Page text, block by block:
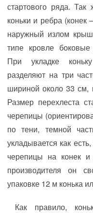
стартового ряда.
коньки и ребра (конек
наружный излом
типе кровле боковые
При укладке
разделяют на три
шириной около 33 см,
Размер перехлеста
черепицы
по тени, темной
укладывается как
черепицы на конек и
производителя он
упаковке 12 м конька
Как правило,